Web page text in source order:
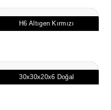
H6 Altıgen Kırmızı
30x30x20x6 Doğal